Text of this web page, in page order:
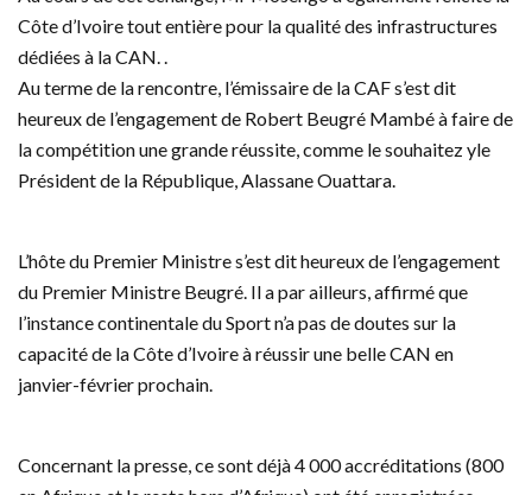
Côte d’Ivoire tout entière pour la qualité des infrastructures
dédiées à la CAN. .
Au terme de la rencontre, l’émissaire de la CAF s’est dit
heureux de l’engagement de Robert Beugré Mambé à faire de
la compétition une grande réussite, comme le souhaitez yle
Président de la République, Alassane Ouattara.
L’hôte du Premier Ministre s’est dit heureux de l’engagement
du Premier Ministre Beugré. Il a par ailleurs, affirmé que
l’instance continentale du Sport n’a pas de doutes sur la
capacité de la Côte d’Ivoire à réussir une belle CAN en
janvier-février prochain.
Concernant la presse, ce sont déjà 4 000 accréditations (800